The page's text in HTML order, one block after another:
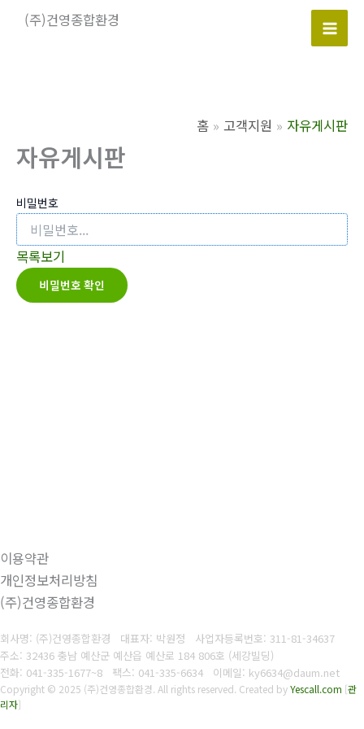
(주)건영종합환경
Main
홈 고객지원 자유게시판
자유게시판
비밀번호
목록보기
비밀번호 확인
이용약관
개인정보처리방침
(주)건영종합환경
회사명: (주)건영종합환경 대표자: 박원정 사업자등록번호: 311-81-34637
주소: 32436 충남 예산군 예산읍 예산로 184 806호 (세강빌딩)
전화: 041-335-1677~8
팩스: 041-335-6634 이메일: ky6634@daum.net
Copyright © 2025 (주)건영종합환경. All rights reserved. Created byYescall.com [관
리자]